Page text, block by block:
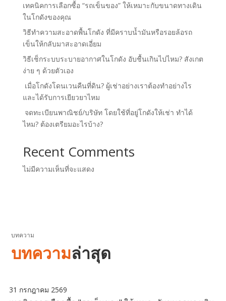
เทคนิคการเลือกซื้อ “รถเข็นของ” ให้เหมาะกับขนาดทางเดิน
ในโกดังของคุณ
วิธีทำความสะอาดพื้นโกดัง ที่มีคราบน้ำมันหรือรอยล้อรถ
เข็นให้กลับมาสะอาดเอี่ยม
วิธีเช็กระบบระบายอากาศในโกดัง อับชื้นเกินไปไหม? สังเกต
ง่าย ๆ ด้วยตัวเอง
เมื่อโกดังโดนเวนคืนที่ดิน? ผู้เช่าอย่างเราต้องทำอย่างไร
และได้รับการเยียวยาไหม
จดทะเบียนพาณิชย์/บริษัท โดยใช้ที่อยู่โกดังให้เช่า ทำได้
ไหม? ต้องเตรียมอะไรบ้าง?
Recent Comments
ไม่มีความเห็นที่จะแสดง
บทความ
บทความล่าสุด
31 กรกฎาคม 2569